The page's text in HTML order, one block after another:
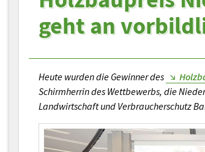
geht an
Heute wurden die Gewinner des
Schirmherrin des Wettbewerbs, die
Landwirtschaft und Verbraucherschutz